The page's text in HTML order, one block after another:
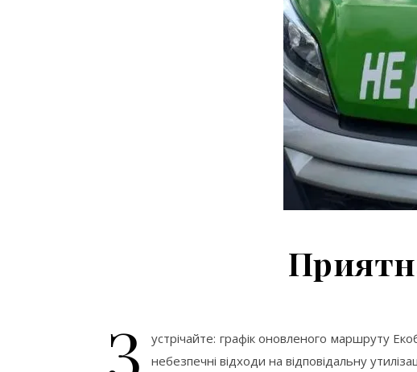
З
устрічайте: графік оновленого маршруту
небезпечні відходи на відповідальну